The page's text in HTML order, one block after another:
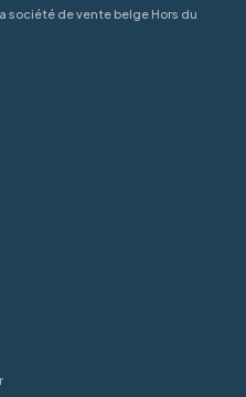
société de vente belge Hors du